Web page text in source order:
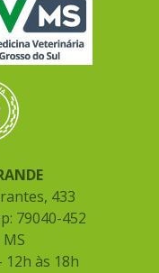
433
79040-452
12h às 18h